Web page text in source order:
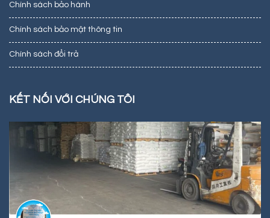
Chính sách bảo hành
Chính sách bảo mật thông tin
Chính sách đổi trả
KẾT NỐI VỚI CHÚNG TÔI